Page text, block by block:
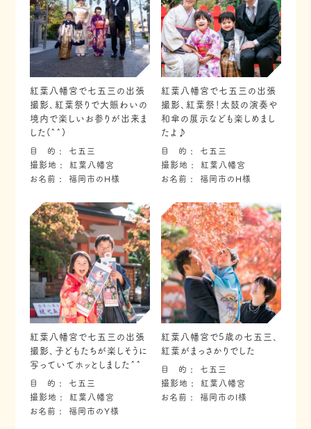
紅葉八幡宮で七五三の出張
撮影、紅葉祭りで大賑わいの
境内で楽しいお参りが出来ま
した(^^)
目 的
七五三
撮影地
紅葉八幡宮
お名前
福岡市のH様
紅葉八幡宮で七五三の出張
撮影、紅葉祭！太鼓の演奏や
和傘の展示なども楽しめまし
たよ♪
目 的
七五三
撮影地
紅葉八幡宮
お名前
福岡市のH様
紅葉八幡宮で七五三の出張
撮影、子どもたちが楽しそうに
写っていてホッとしました^^
目 的
七五三
撮影地
紅葉八幡宮
お名前
福岡市のY様
紅葉八幡宮で5歳の七五三、
紅葉がまっさかりでした
目 的
七五三
撮影地
紅葉八幡宮
お名前
福岡市のI様